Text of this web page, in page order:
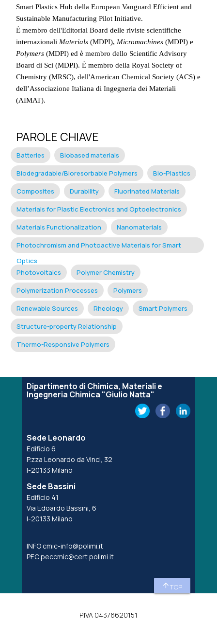
Smart Plastics Hub della European Vanguard Efficient and
Sustainable Manufacturing Pilot Initiative.
È membro dell'Editorial Board delle riviste scientifiche
internazionali Materials(MDPI), Micromachines(MDPI) e
Polymers(MDPI) ed è membro dello Scientific Advisory
Board di Sci (MDPI). È membro della Royal Society of
Chemistry (MRSC), dell'American Chemical Society (ACS) e
dell’Associazione Italiana di Ingegneria dei Materiali
(AIMAT).
PAROLE CHIAVE
Batteries Biobased materials
Biodegradable/Bioresorbable Polymers Bio-Plastics
Composites Durability Fluorinated Materials
Materials for Plastic Electronics and Optoelectronics
Materials Functionalization Nanomaterials
Photochromism and Photoactive Materials for Smart
Optics
Photovoltaics
Polymer Chemistry
Polymerization Processes Polymers
Renewable Sources Rheology Smart Polymers
Structure-property Relationship
Thermo-Responsive Polymers
Dipartimento di Chimica, Materiali e
Ingegneria Chimica "Giulio Natta"
Sede Leonardo
Edificio 6
P.zza Leonardo da Vinci, 32
I-20133 Milano
Sede Bassini
Edificio 41
Via Edoardo Bassini, 6
I-20133 Milano
INFO cmic-info@polimi.it
PECpeccmic@cert.polimi.it
arrow_upwardTOP
P.IVA 04376620151